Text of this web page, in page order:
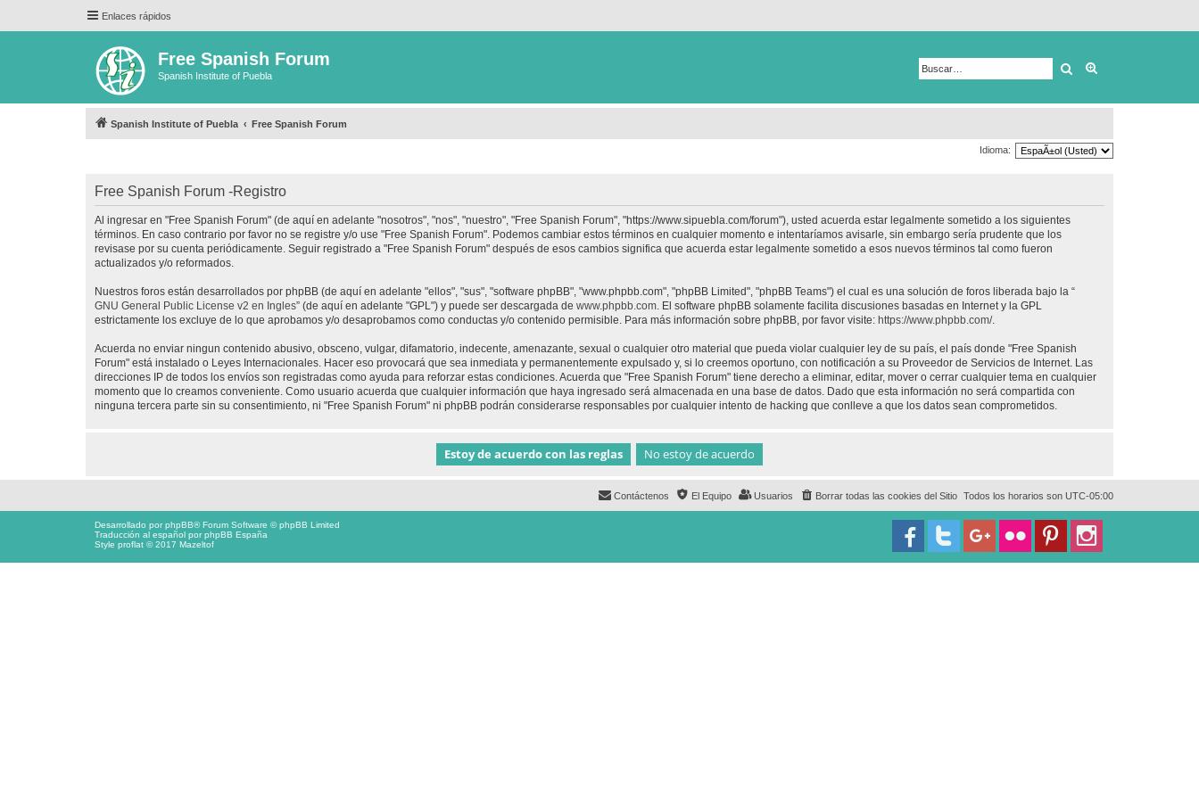
Enlaces rápidos
Free Spanish Forum
Spanish Institute of Puebla Buscar
Spanish Institute of Puebla Free Spanish Forum
Idioma:
Free Spanish Forum -Registro
Al ingresar en "Free Spanish Forum" (de aquí en adelante "nosotros", "nos", "nuestro", "Free Spanish Forum", "https://www.sipuebla.com/forum"), usted acuerda estar legalmente sometido a los siguientes
términos. En caso contrario por favor no se registre y/o use "Free Spanish Forum". Podemos cambiar estos términos en cualquier momento e intentaríamos avisarle, sin embargo sería prudente que los
revisase por su cuenta periódicamente. Seguir registrado a "Free Spanish Forum" después de esos cambios significa que acuerda estar legalmente sometido a esos nuevos términos tal como fueron
actualizados y/o reformados.
Nuestros foros están desarrollados por phpBB (de aquí en adelante "ellos", "sus", "software phpBB", "www.phpbb.com", "phpBB Limited", "phpBB Teams") el cual es una solución de foros liberada bajo la “
GNU General Public License v2 en Ingles” (de aquí en adelante "GPL") y puede ser descargada de www.phpbb.com . El software phpBB solamente facilita discusiones basadas en Internet y la GPL
estrictamente los excluye de lo que aprobamos y/o desaprobamos como conductas y/o contenido permisible. Para más información sobre phpBB, por favor visite: https://www.phpbb.com/.
Acuerda no enviar ningun contenido abusivo, obsceno, vulgar, difamatorio, indecente, amenazante, sexual o cualquier otro material que pueda violar cualquier ley de su país, el país donde "Free Spanish
Forum" está instalado o Leyes Internacionales. Hacer eso provocará que sea inmediata y permanentemente expulsado y, si lo creemos oportuno, con notificación a su Proveedor de Servicios de Internet. Las
direcciones IP de todos los envíos son registradas como ayuda para reforzar estas condiciones. Acuerda que "Free Spanish Forum" tiene derecho a eliminar, editar, mover o cerrar cualquier tema en cualquier
momento que lo creamos conveniente. Como usuario acuerda que cualquier información que haya ingresado será almacenada en una base de datos. Dado que esta información no será compartida con
ninguna tercera parte sin su consentimiento, ni "Free Spanish Forum" ni phpBB podrán considerarse responsables por cualquier intento de hacking que conlleve a que los datos sean comprometidos.
Todos los horarios son UTC-05:00
Borrar todas las cookies del Sitio
Usuarios
El Equipo
Contáctenos
Desarrollado porphpBB® Forum Software © phpBB Limited
Traducción al español porphpBB España
Style proflat © 2017 Mazeltof